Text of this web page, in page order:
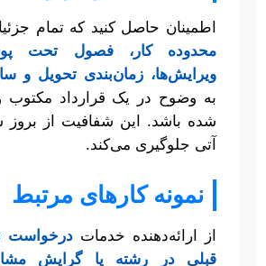
اطمینان حاصل کنید که تمام
محدوده کار، فصول تحت
ویرایش‌ها، زمان‌بندی تحویل و
به وضوح در یک قرارداد
شده باشد. این شفافیت از بروز
آتی جلوگیری می‌کند.
نمونه کارهای مرتبط
از ارائه‌دهنده خدمات درخواست
قبلی در رشته یا گرایش